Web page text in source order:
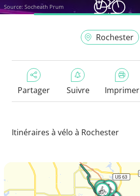
Source: Socheath Prum
Rochester
Partager Suivre Imprimer
Itinéraires à vélo à Rochester